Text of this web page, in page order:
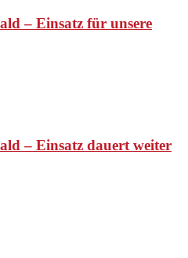
– Einsatz für unsere
– Einsatz dauert weiter